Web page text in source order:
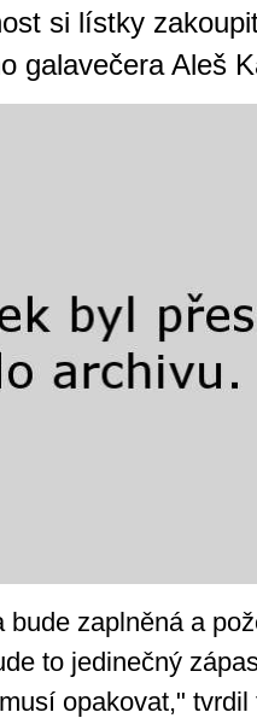
si lístky
galavečera Aleš
bude zaplněná a
to jedinečný
opakovat,"